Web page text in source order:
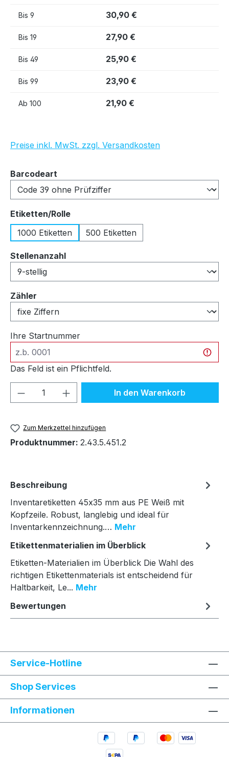
Bis 9 30,90 €
Bis 19 27,90 €
Bis 49 25,90 €
Bis 99 23,90 €
Ab 100 21,90 €
Preise inkl. MwSt. zzgl. Versandkosten
Barcodeart
Etiketten/Rolleauswählen
1000 Etiketten
500 Etiketten
Stellenanzahlauswählen
Zähler
Ihre Startnummer
Das Feld ist ein Pflichtfeld.
Produkt Anzahl: Gib denIn den Warenkorb
Zum Merkzettel hinzufügen
Produktnummer: 2.43.5.451.2
Beschreibung
Inventaretiketten 45x35 mm aus PE Weiß mit
Kopfzeile. Robust, langlebig und ideal für
Inventarkennzeichnung.… Mehr
Etikettenmaterialien im Überblick
Etiketten-Materialien im Überblick Die Wahl des
richtigen Etikettenmaterials ist entscheidend für
Haltbarkeit, Le... Mehr
Bewertungen
Service-Hotline
Shop Services
Informationen